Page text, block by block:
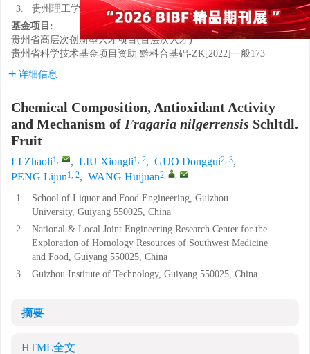
3.
贵州理工学院，贵州贵阳 550025
基金项目:
贵州省高层次创新型人才项目(百层次人才)
贵州省科学技术基金项目资助 黔科合基础-ZK[2022]一般173
详细信息
Chemical Composition, Antioxidant Activity
and Mechanism of Fragaria nilgerrensis Schltdl.
Fruit
LI Zhaoli1, , LIU Xiongli1, 2, GUO Donggui2, 3,
PENG Lijun1, 2, WANG Huijuan2, ,
1.
School of Liquor and Food Engineering, Guizhou
University, Guiyang 550025, China
2.
National & Local Joint Engineering Research Center for the
Exploration of Homology Resources of Southwest Medicine
and Food, Guiyang 550025, China
3.
Guizhou Institute of Technology, Guiyang 550025, China
摘要
HTML全文